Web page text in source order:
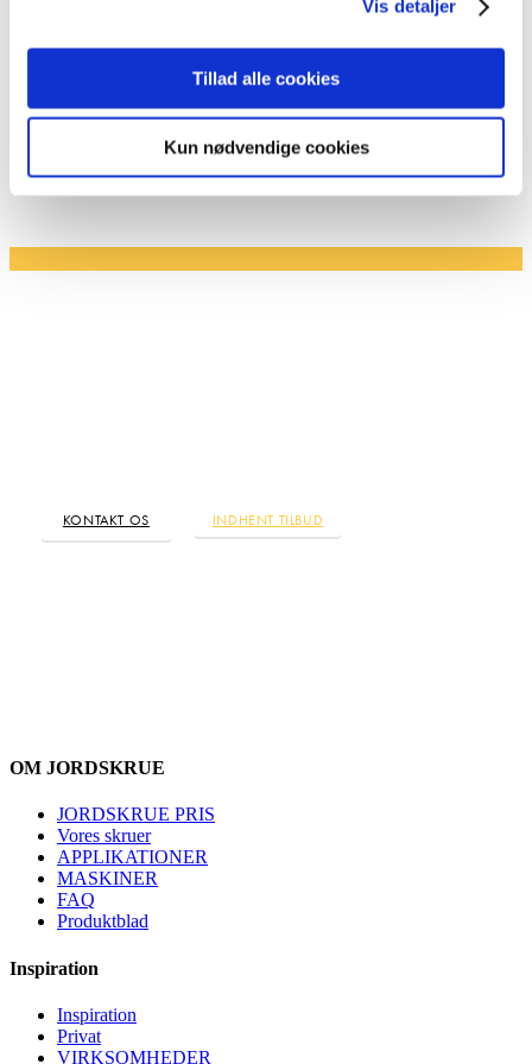
Vis detaljer
Tillad alle cookies
Kun nødvendige cookies
KONTAKT OS INDHENT TILBUD
OM JORDSKRUE
JORDSKRUE PRIS
Vores skruer
APPLIKATIONER
MASKINER
FAQ
Produktblad
Inspiration
Inspiration
Privat
VIRKSOMHEDER